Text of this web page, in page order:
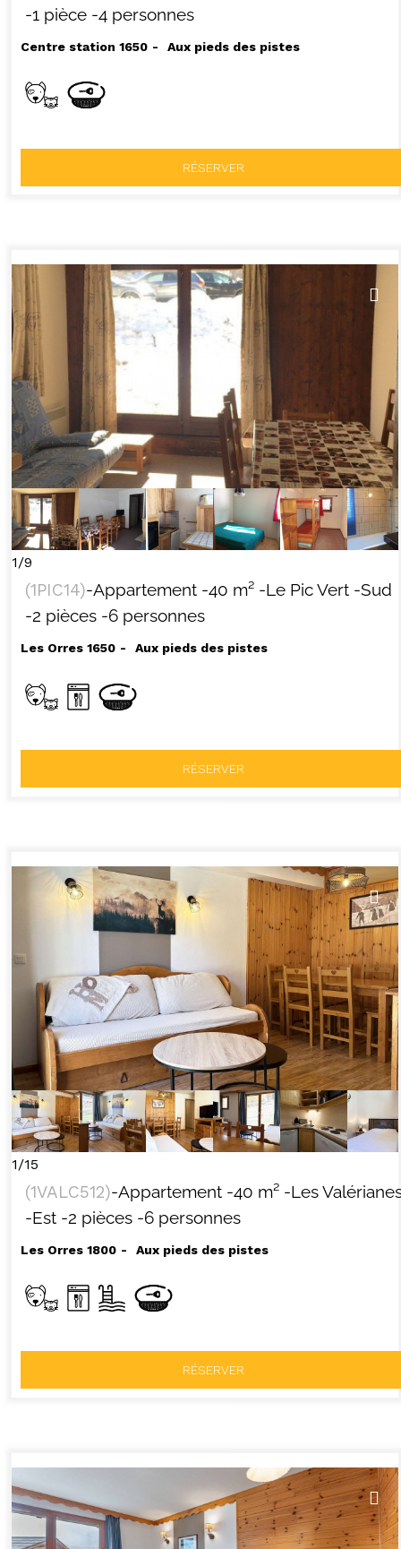
-1 pièce -4 personnes
Centre station 1650 Aux pieds des pistes
RÉSERVER
1/9
(1PIC14)-Appartement -40 m² -Le Pic Vert -Sud
-2 pièces -6 personnes
Les Orres 1650 Aux pieds des pistes
RÉSERVER
1/15
(1VALC512)-Appartement -40 m² -Les
-Est -2 pièces -6 personnes
Les Orres 1800 Aux pieds des pistes
RÉSERVER